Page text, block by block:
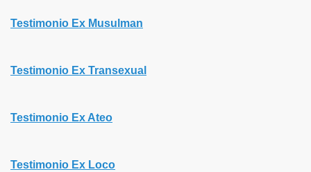
Testimonio Ex Musulman
Testimonio Ex Transexual
Testimonio Ex Ateo
Testimonio Ex Loco